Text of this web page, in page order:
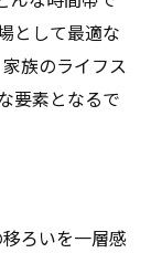
として最適な
族のライフス
要素となるで
ろいを一層感